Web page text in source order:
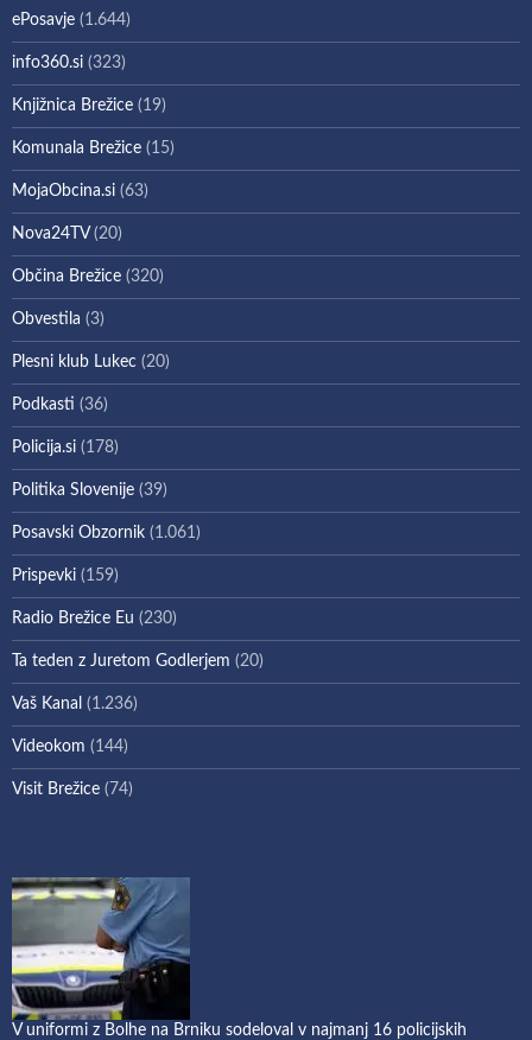
ePosavje (1.644)
info360.si (323)
Knjižnica Brežice (19)
Komunala Brežice (15)
MojaObcina.si (63)
Nova24TV(20)
Občina Brežice (320)
Obvestila (3)
Plesni klub Lukec (20)
Podkasti (36)
Policija.si (178)
Politika Slovenije (39)
Posavski Obzornik (1.061)
Prispevki (159)
Radio Brežice Eu (230)
Ta teden z Juretom Godlerjem (20)
Vaš Kanal (1.236)
Videokom (144)
Visit Brežice (74)
V uniformi z Bolhe na Brniku sodeloval v najmanj 16 policijskih